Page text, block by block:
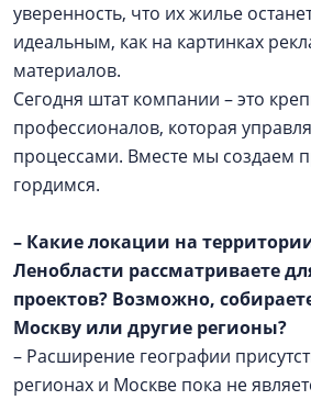
уверенность, что их жилье
идеальным, как на картинках
материалов.
Сегодня штат компании – это
профессионалов, которая
процессами. Вместе мы создаем
гордимся.
– Какие локации на
Ленобласти рассматриваете
проектов? Возможно,
Москву или другие регионы?
– Расширение географии
регионах и Москве пока не